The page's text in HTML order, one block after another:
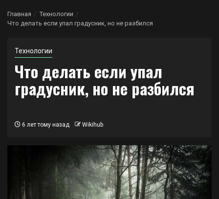
Главная
Технологии
Что делать если упал градусник, но не разбился
Технологии
Что делать если упал
градусник, но не разбился
6 лет тому назад Wikihub